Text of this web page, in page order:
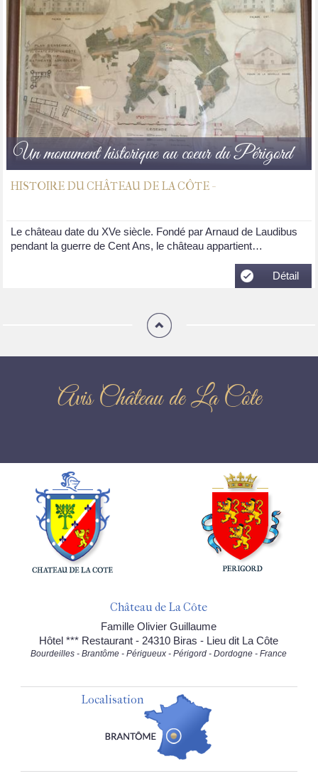
Un monument historique au coeur du Périgord
HISTOIRE DU CHÂTEAU DE LA CÔTE -
Le château date du XVe siècle. Fondé par Arnaud de Laudibus
pendant la guerre de Cent Ans, le château appartient…
Détail
Avis Château de La Côte
Château de La Côte
Famille Olivier Guillaume
Hôtel *** Restaurant - 24310 Biras - Lieu dit La Côte
Bourdeilles - Brantôme - Périgueux - Périgord - Dordogne - France
Localisation